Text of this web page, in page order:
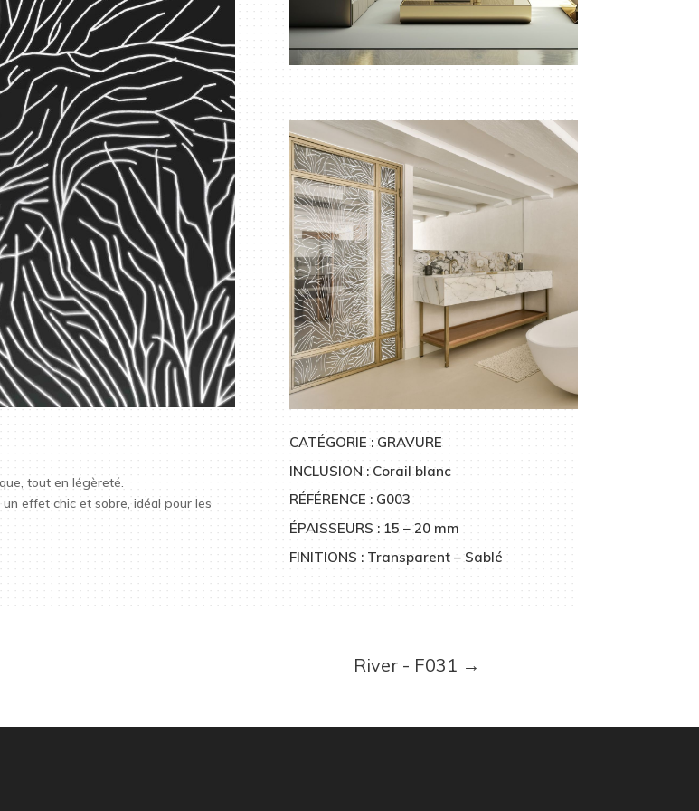
tout en légèreté.
effet chic et sobre, idéal pour les
CATÉGORIE : GRAVURE
INCLUSION : Corail blanc
RÉFÉRENCE : G003
ÉPAISSEURS : 15 – 20 mm
FINITIONS : Transparent – Sablé
River - F031 →